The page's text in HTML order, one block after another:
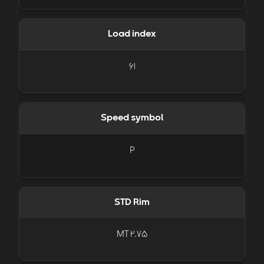
Load index
61
Speed symbol
P
STD Rim
MT 2.75